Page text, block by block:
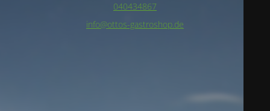
040434867
info@ottos-gastroshop.de